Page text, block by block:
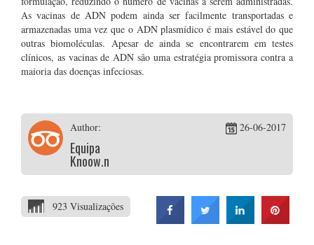
As vacinas de ADN podem ainda ser facilmente transportadas e
armazenadas uma vez que o ADN plasmídico é mais estável do que
outras biomoléculas. Apesar de ainda se encontrarem em testes
clínicos, as vacinas de ADN são uma estratégia promissora contra a
maioria das doenças infeciosas.
Author:
Equipa
Knoow.net
26-06-2017
923 Visualizações